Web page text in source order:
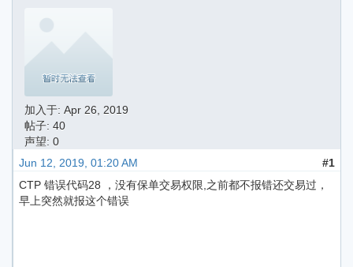
加入于: Apr 26, 2019
帖子: 40
声望: 0
Jun 12, 2019, 01:20 AM
#1
CTP 错误代码28 ，没有保单交易权限,之前都不报错还交易过，
早上突然就报这个错误